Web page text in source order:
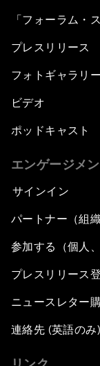
「フォーラム・
プレスリリース
フォトギャラリー
ビデオ
ポッドキャスト
エンゲージメ
サインイン
パートナー（組
参加する（個人、
プレスリリース
ニュースレター
連絡先 (英語のみ)